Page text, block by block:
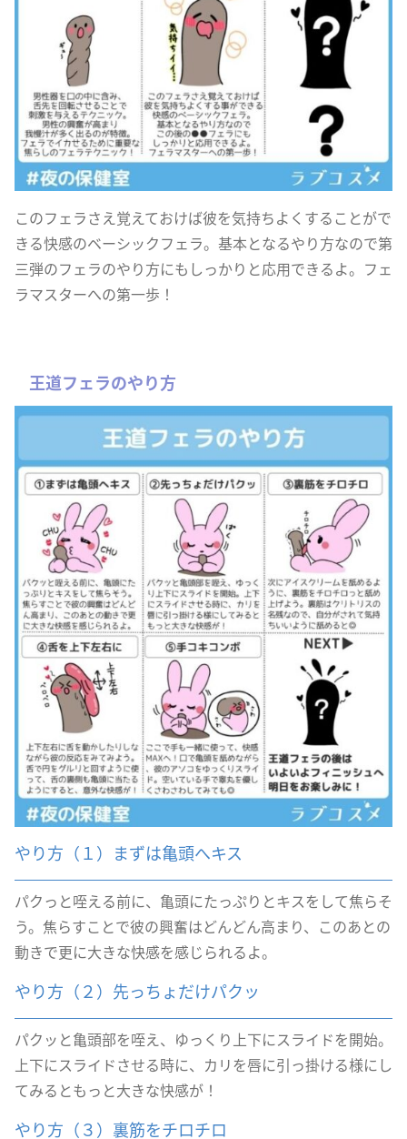
このフェラさえ覚えておけば彼を気持ちよくすることがで
きる快感のベーシックフェラ。基本となるやり方なので第
三弾のフェラのやり方にもしっかりと応用できるよ。フェ
ラマスターへの第一歩！
王道フェラのやり方
やり方（１）まずは亀頭へキス
パクっと咥える前に、亀頭にたっぷりとキスをして焦らそ
う。焦らすことで彼の興奮はどんどん高まり、このあとの
動きで更に大きな快感を感じられるよ。
やり方（２）先っちょだけパクッ
パクッと亀頭部を咥え、ゆっくり上下にスライドを開始。
上下にスライドさせる時に、カリを唇に引っ掛ける様にし
てみるともっと大きな快感が！
やり方（３）裏筋をチロチロ